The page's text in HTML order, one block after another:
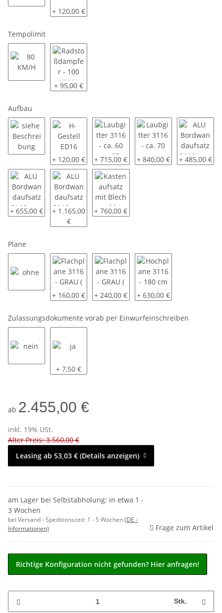
mit
+ 120,00 €
Tempolimit
80 KM/HRadstoßdämpfer - 100 KM/H
+ 95,00 €
Aufbau
siehe Beschreibung
H-Gestell ED16
+ 120,00 € Laubgitter 3116 - ca. 60 cm SP-Line -
+ 715,00 € Laubgitter 3116 - ca. 70
+ 840,00 € ALU
+ 485,00 €
ALU Bordwandaufsatz 3116 - ca. 40 cm - oben pendelnd -
+ 655,00 € ALU Bordwandaufsatz 3116 - ca. 70 cm - oben
+ 1.165,00
€
Kastenaufsatz mit Blech geschlossen
+ 760,00 €
Plane
Flachplane 3116 - GRAU ( andere Farben auf
+ 160,00 € Flachplane 3116 - GRAU ( andere
+ 240,00 € Hochplane 3116 - 180
+ 630,00 €
Zulassungsdokumente vorab per Einwurfeinschreiben
ja
+ 7,50 €
ab 2.455,00 €
inkl. 19% USt.
Alter Preis: 3.560,00 €
Leasing ab 53,03 € (Details anzeigen)
am Lager bei Selbstabholung: in etwa 1 -
3 Wochen
bei Versand - Speditionszeit: 1 - 5 Wochen(DE -
Informationen)
Frage zum Artikel
Richtige Konfiguration nicht gefunden? Hier anfragen!
Stk.